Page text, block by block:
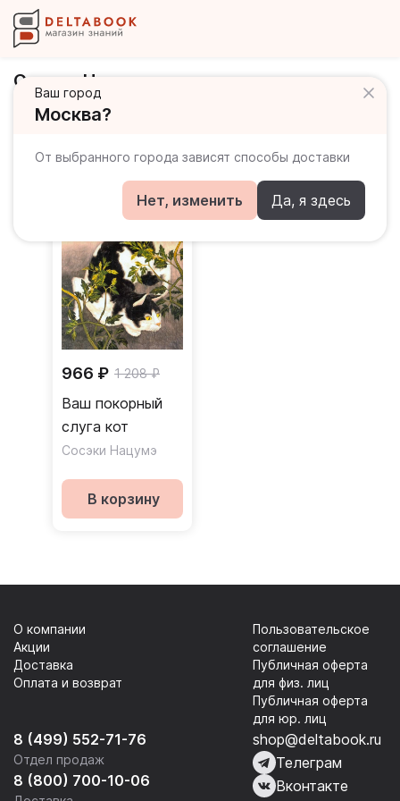
Ваш город
Москва?
От выбранного города зависят способы доставки
Нет, изменить Да, я здесь
Сосэки Нацумэ
Книги автора
966 ₽ 1 208 ₽
Ваш покорный
слуга кот
Сосэки Нацумэ
В корзину
8 (499) 552-71-76
Отдел продаж
8 (800) 700-10-06
О компании
Акции
Доставка
Оплата и возврат
Пользовательское
соглашение
Публичная оферта
для физ. лиц
Публичная оферта
для юр. лиц
shop@deltabook.ru
Телеграм
Вконтакте